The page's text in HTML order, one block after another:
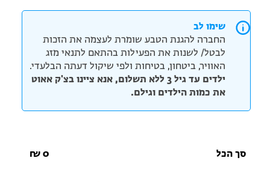
שימו לב
החברה להגנת הטבע שומרת לעצמה את הזכות
לבטל/ לשנות את הפעילות בהתאם לתנאי מזג
האוויר, ביטחון, בטיחות ולפי שיקול דעתה הבלעדי.
ילדים עד גיל 3 ללא תשלום, אנא ציינו בצ'ק אאוט
את כמות הילדים וגילם.
סך הכל 0
₪